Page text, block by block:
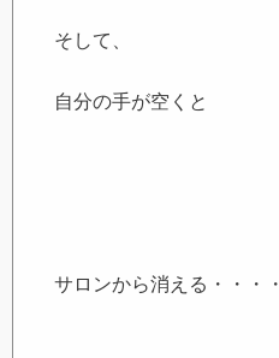
そして、
自分の手が空くと
サロンから消える・・・・